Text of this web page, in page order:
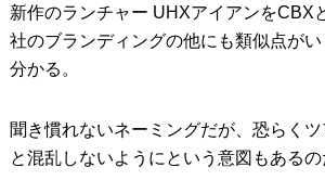
新作のランチャー UHXアイアンをCBX
社のブランディングの他にも類似点が
分かる。
聞き慣れないネーミングだが、恐らく
と混乱しないようにという意図もあるの